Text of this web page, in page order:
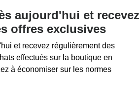
aujourd'hui et recevez
offres exclusives
et recevez régulièrement des
effectués sur la boutique en
à économiser sur les normes